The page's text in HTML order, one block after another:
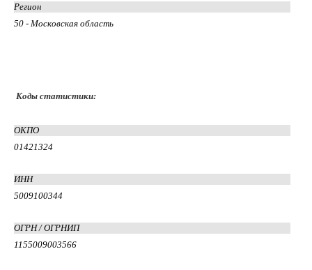
Регион
50 - Московская область
Коды статистики:
ОКПО
01421324
ИНН
5009100344
ОГРН / ОГРНИП
1155009003566